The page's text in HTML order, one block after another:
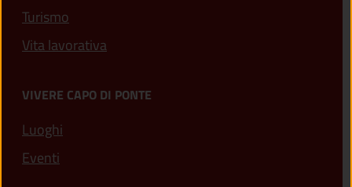
Turismo
Vita lavorativa
VIVERE CAPO DI PONTE
Luoghi
Eventi